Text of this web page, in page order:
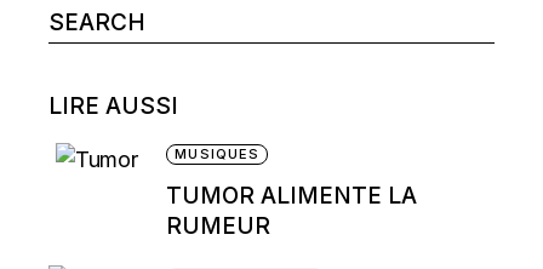
Search
for:
LIRE AUSSI
MUSIQUES
TUMOR ALIMENTE LA
RUMEUR